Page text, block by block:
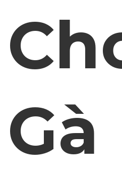
Gà